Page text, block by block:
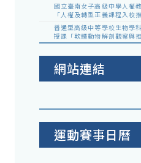
國立臺南女子高級中學人權
「人權及轉型正義課程入校
普通型高級中等學校生物學
授課「軟體動物解剖觀察與
網站連結
運動賽事日曆